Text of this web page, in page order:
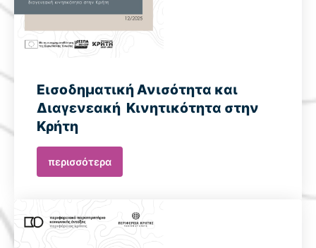
Εισοδηματική Ανισότητα και
Διαγενεακή Κινητικότητα στην
Κρήτη
περισσότερα